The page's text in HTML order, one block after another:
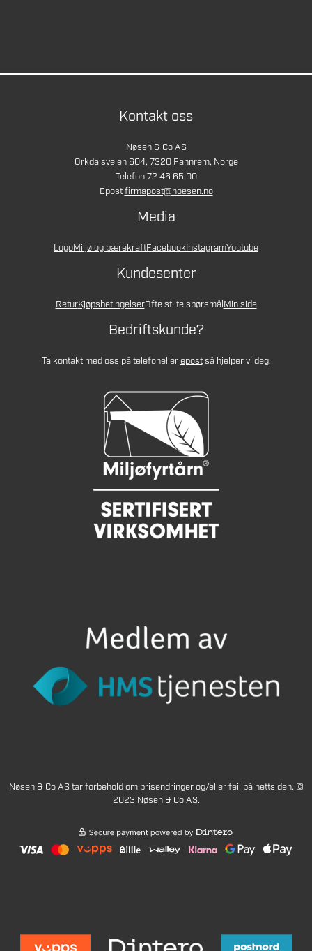
Kontakt oss
Nøsen & Co AS
Orkdalsveien 604, 7320 Fannrem, Norge
Telefon 72 46 65 00
Epostfirmapost@noesen.no
Media
LogoMiljø og bærekraftFacebookInstagramYoutube
Kundesenter
ReturKjøpsbetingelserOfte stilte spørsmålMin side
Bedriftskunde?
Ta kontakt med oss på telefonellerepostså hjelper vi deg.
Nøsen & Co AS tar forbehold om prisendringer og/eller feil på nettsiden. ©
2023 Nøsen & Co AS.